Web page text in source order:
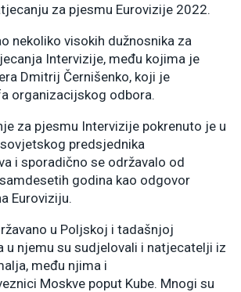
za pjesmu Eurovizije 2022.
nekoliko visokih dužnosnika za
Intervizije, među kojima je
Dmitrij Černišenko, koji je
organizacijskog odbora.
za pjesmu Intervizije pokrenuto je u
predsjednika
i sporadično se održavalo od
godina kao odgovor
Euroviziju.
u Poljskoj i tadašnjoj
u njemu su sudjelovali i natjecatelji iz
među njima i
Moskve poput Kube. Mnogi su